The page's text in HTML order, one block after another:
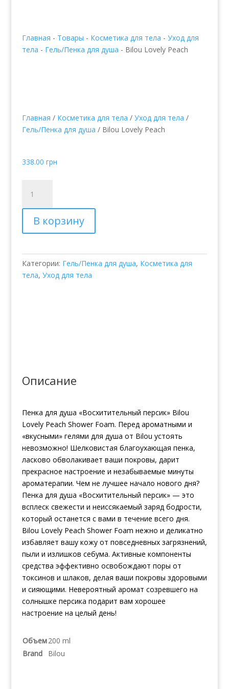
Главная - Товары - Косметика для тела - Уход для
тела - Гель/Пенка для душа - Bilou Lovely Peach
Главная / Косметика для тела / Уход для тела /
Гель/Пенка для душа / Bilou Lovely Peach
338.00 грн
товара
Bilou
Lovely
Peach
В корзину
Категории: Гель/Пенка для душа, Косметика для
тела, Уход для тела
Описание
Пенка для душа «Восхитительный персик» Bilou
Lovely Peach Shower Foam. Перед ароматными и
«вкусными» гелями для душа от Bilou устоять
невозможно! Шелковистая благоухающая пенка,
ласково обволакивает ваши покровы, дарит
прекрасное настроение и незабываемые минуты
ароматерапии. Чем не лучшее начало нового дня?
Пенка для душа «Восхитительный персик» — это
всплеск свежести и неиссякаемый заряд бодрости,
который останется с вами в течение всего дня.
Bilou Lovely Peach Shower Foam нежно и деликатно
избавляет вашу кожу от повседневных загрязнений,
пыли и излишков себума. Активные компоненты
средства эффективно освобождают поры от
токсинов и шлаков, делая ваши покровы здоровыми
и сияющими. Невероятный аромат созревшего на
солнышке персика подарит вам хорошее
настроение на целый день!
Объем200 ml
Brand
Bilou